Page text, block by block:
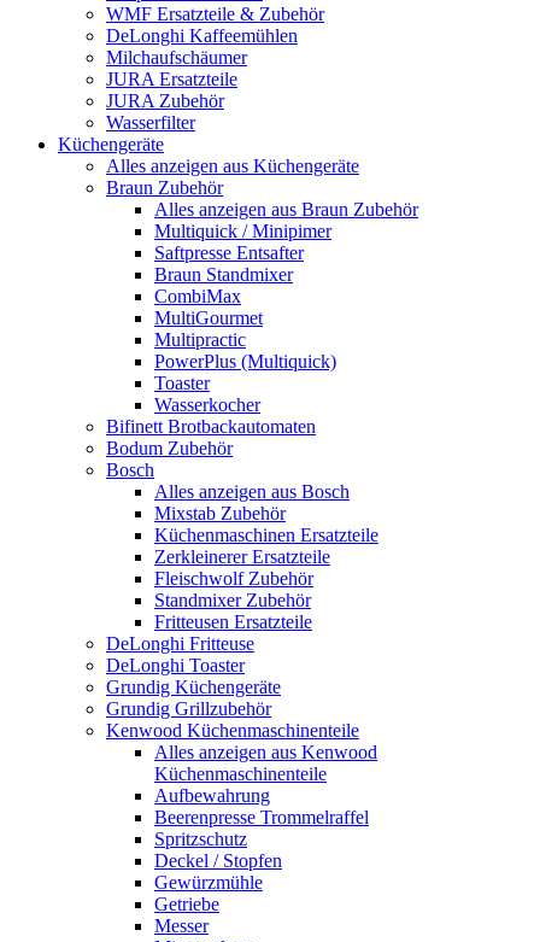
WMF Ersatzteile & Zubehör
DeLonghi Kaffeemühlen
Milchaufschäumer
JURA Ersatzteile
JURA Zubehör
Wasserfilter
Küchengeräte
Alles anzeigen aus Küchengeräte
Braun Zubehör
Alles anzeigen aus Braun Zubehör
Multiquick / Minipimer
Saftpresse Entsafter
Braun Standmixer
CombiMax
MultiGourmet
Multipractic
PowerPlus (Multiquick)
Toaster
Wasserkocher
Bifinett Brotbackautomaten
Bodum Zubehör
Bosch
Alles anzeigen aus Bosch
Mixstab Zubehör
Küchenmaschinen Ersatzteile
Zerkleinerer Ersatzteile
Fleischwolf Zubehör
Standmixer Zubehör
Fritteusen Ersatzteile
DeLonghi Fritteuse
DeLonghi Toaster
Grundig Küchengeräte
Grundig Grillzubehör
Kenwood Küchenmaschinenteile
Alles anzeigen aus Kenwood
Küchenmaschinenteile
Aufbewahrung
Beerenpresse Trommelraffel
Spritzschutz
Deckel / Stopfen
Gewürzmühle
Getriebe
Messer